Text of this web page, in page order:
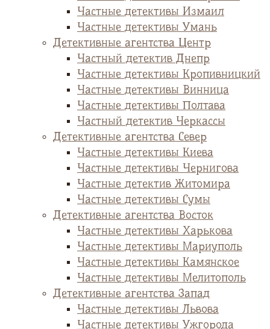
Частные детективы Измаил
Частные детективы Умань
Детективные агентства Центр
Частный детектив Днепр
Частные детективы Кропивницкий
Частные детективы Винница
Частные детективы Полтава
Частный детектив Черкассы
Детективные агентства Север
Частные детективы Киева
Частные детективы Чернигова
Частные детектив Житомира
Частные детективы Сумы
Детективные агентства Восток
Частные детективы Харькова
Частные детективы Мариуполь
Частные детективы Камянское
Частные детективы Мелитополь
Детективные агентства Запад
Частные детективы Львова
Частные детективы Ужгорода